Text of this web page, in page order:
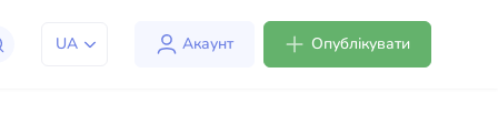
UA Акаунт Опублікувати